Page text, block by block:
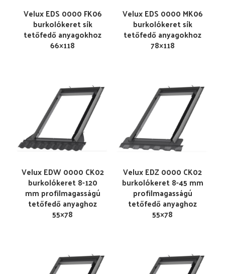
Velux EDS 0000 FK06
burkolókeret sík
tetőfedő anyagokhoz
66×118
Velux EDS 0000 MK06
burkolókeret sík
tetőfedő anyagokhoz
78×118
Velux EDW 0000 CK02
burkolókeret 8-120
mm profilmagasságú
tetőfedő anyaghoz
55×78
Velux EDZ 0000 CK02
burkolókeret 8-45 mm
profilmagasságú
tetőfedő anyaghoz
55×78